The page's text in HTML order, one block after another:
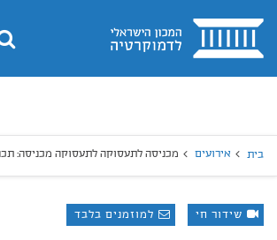
בית
בית אירועים מכניסה לתעסוקה לתעסוקה מכניסה:
שידור חי למוזמנים בלבד